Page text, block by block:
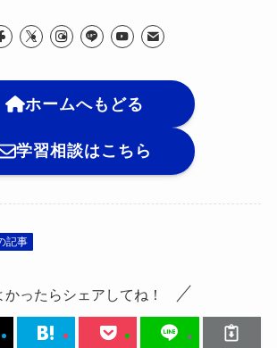
ホームへもどる
学習相談はこちら
記事
かったらシェアしてね！